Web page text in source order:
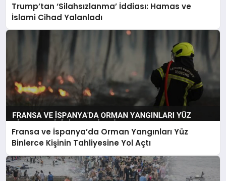
Trump’tan ‘Silahsızlanma’ İddiası: Hamas ve
İslami Cihad Yalanladı
Fransa ve İspanya’da Orman Yangınları Yüz
Binlerce Kişinin Tahliyesine Yol Açtı